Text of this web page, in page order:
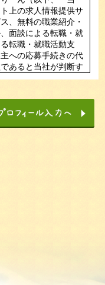
上の求人情報提供サ
、無料の職業紹介・
面談による転職・就
転職・就職活動支
への応募手続きの代
あると当社が判断す
サービス」という）
争に関与する義務を